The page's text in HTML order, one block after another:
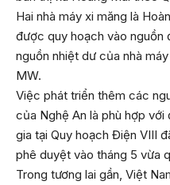
Hai nhà máy xi măng là
được quy hoạch vào nguồn
nguồn nhiệt dư của nhà
MW.
Việc phát triển thêm các
của Nghệ An là phù hợp
gia tại Quy hoạch Điện VIII
phê duyệt vào tháng 5 vừa
Trong tương lai gần, Việt